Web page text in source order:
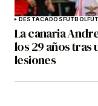
DESTACADOSFÚTBOL
La canaria
los 29 años tras
lesiones